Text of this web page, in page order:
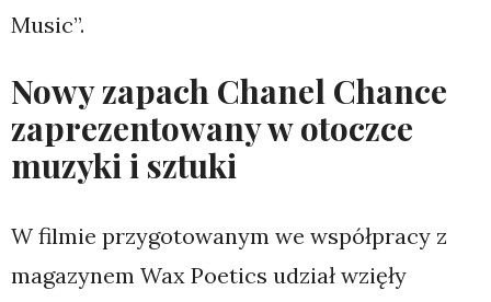
Music”.
Nowy zapach Chanel Chance
zaprezentowany w otoczce
muzyki i sztuki
W filmie przygotowanym we współpracy z
magazynem Wax Poetics udział wzięły